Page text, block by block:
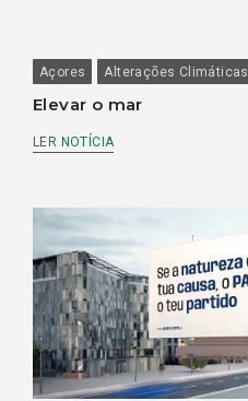
Açores Alterações Climáticas
Elevar o mar
LER NOTÍCIA